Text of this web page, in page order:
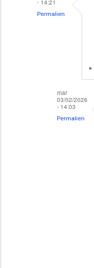
par
- 14:21
Permalien
mar
03/02/2026
- 14:03
Permalien